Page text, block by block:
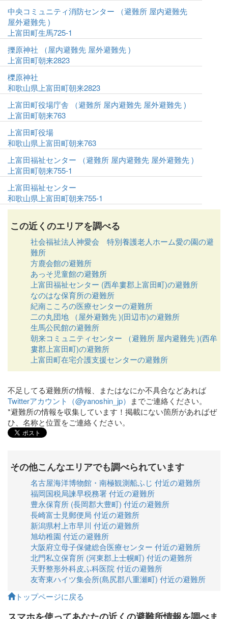
中央コミュニティ消防センター （避難所 屋内避難先
屋外避難先 )
上富田町生馬725-1
擽原神社 （屋内避難先 屋外避難先 )
上富田町朝来2823
櫟原神社
和歌山県上富田町朝来2823
上富田町役場庁舎 （避難所 屋内避難先 屋外避難先 )
上富田町朝来763
上富田町役場
和歌山県上富田町朝来763
上富田福祉センター （避難所 屋内避難先 屋外避難先 )
上富田町朝来755-1
上富田福祉センター
和歌山県上富田町朝来755-1
この近くのエリアを調べる
社会福祉法人神愛会 特別養護老人ホーム愛の園の避
難所
方鹿会館の避難所
あっそ児童館の避難所
上富田福祉センター (西牟婁郡上富田町)の避難所
なのはな保育所の避難所
紀南こころの医療センターの避難所
二の丸団地 （屋外避難先 )(田辺市)の避難所
生馬公民館の避難所
朝来コミュニティセンター （避難所 屋内避難先 )(西牟
婁郡上富田町)の避難所
上富田町在宅介護支援センターの避難所
不足してる避難所の情報、またはなにか不具合などあれば
Twitterアカウント（@yanoshin_jp） までご連絡ください。
*避難所の情報を収集しています！掲載にない箇所があればぜ
ひ、名称と位置をご連絡ください。
その他こんなエリアでも調べられています
名古屋海洋博物館・南極観測船ふじ 付近の避難所
福岡国税局諫早税務署 付近の避難所
豊永保育所 (長岡郡大豊町) 付近の避難所
長崎富士見郵便局 付近の避難所
新潟県村上市早川 付近の避難所
旭幼稚園 付近の避難所
大阪府立母子保健総合医療センター 付近の避難所
北門私立保育所 (河東郡上士幌町) 付近の避難所
天野整形外科皮ふ科医院 付近の避難所
友寄東ハイツ集会所(島尻郡八重瀬町) 付近の避難所
トップページに戻る